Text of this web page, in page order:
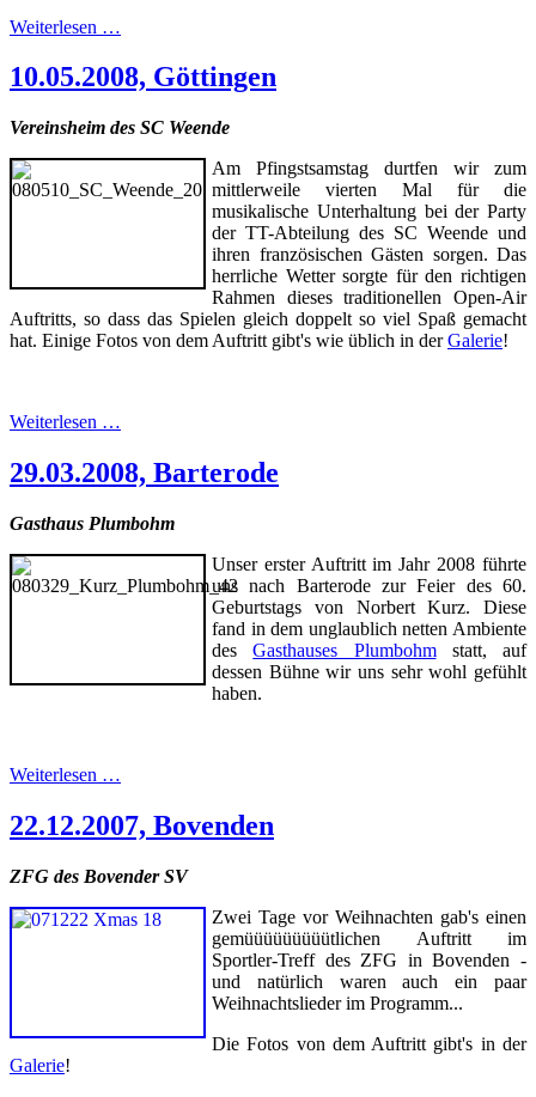
Weiterlesen …
10.05.2008, Göttingen
Vereinsheim des SC Weende
Am Pfingstsamstag durtfen wir zum
mittlerweile vierten Mal für die
musikalische Unterhaltung bei der Party
der TT-Abteilung des SC Weende und
ihren französischen Gästen sorgen. Das
herrliche Wetter sorgte für den richtigen
Rahmen dieses traditionellen Open-Air
Auftritts, so dass das Spielen gleich doppelt so viel Spaß gemacht
hat. Einige Fotos von dem Auftritt gibt's wie üblich in derGalerie!
Weiterlesen …
29.03.2008, Barterode
Gasthaus Plumbohm
Unser erster Auftritt im Jahr 2008 führte
uns nach Barterode zur Feier des 60.
Geburtstags von Norbert Kurz. Diese
fand in dem unglaublich netten Ambiente
desGasthauses Plumbohmstatt, auf
dessen Bühne wir uns sehr wohl gefühlt
haben.
Weiterlesen …
22.12.2007, Bovenden
ZFG des Bovender SV
Zwei Tage vor Weihnachten gab's einen
gemüüüüüüüüütlichen Auftritt im
Sportler-Treff des ZFG in Bovenden -
und natürlich waren auch ein paar
Weihnachtslieder im Programm...
Die Fotos von dem Auftritt gibt's in der
Galerie!